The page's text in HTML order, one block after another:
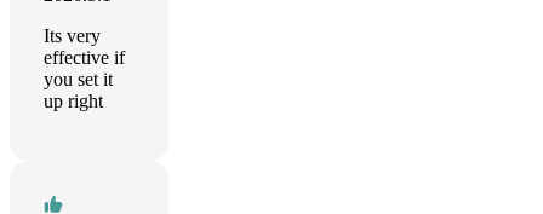
Its very
effective if
you set it
up right